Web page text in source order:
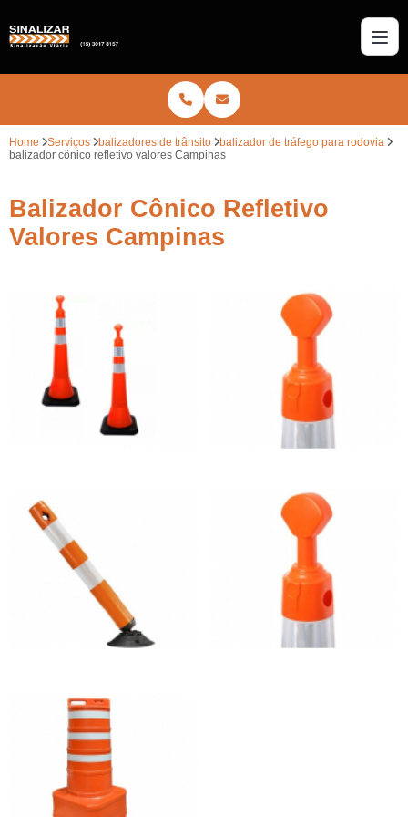
Home Serviços balizadores de trânsito
balizador de tráfego para rodovia
balizador cônico refletivo valores Campinas
Balizador Cônico Refletivo
Valores Campinas